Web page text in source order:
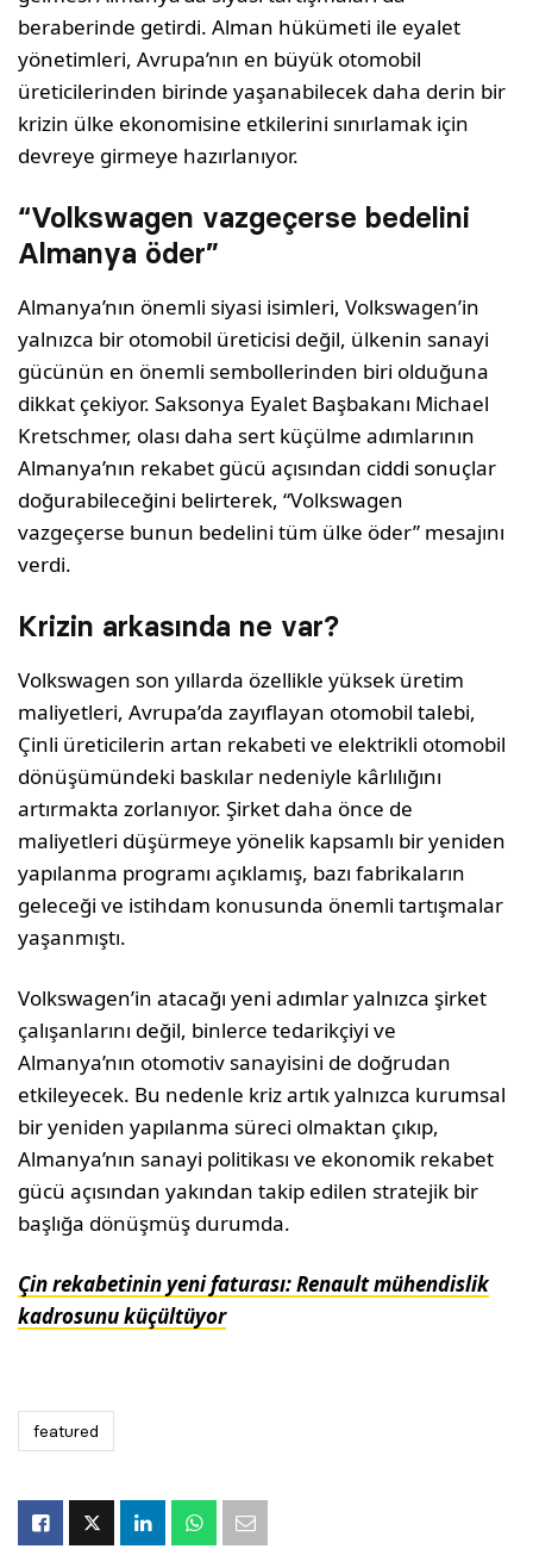
beraberinde getirdi. Alman hükümeti ile eyalet
yönetimleri, Avrupa’nın en büyük otomobil
üreticilerinden birinde yaşanabilecek daha derin bir
krizin ülke ekonomisine etkilerini sınırlamak için
devreye girmeye hazırlanıyor.
“Volkswagen vazgeçerse bedelini
Almanya öder”
Almanya’nın önemli siyasi isimleri, Volkswagen’in
yalnızca bir otomobil üreticisi değil, ülkenin sanayi
gücünün en önemli sembollerinden biri olduğuna
dikkat çekiyor. Saksonya Eyalet Başbakanı Michael
Kretschmer, olası daha sert küçülme adımlarının
Almanya’nın rekabet gücü açısından ciddi sonuçlar
doğurabileceğini belirterek, “Volkswagen
vazgeçerse bunun bedelini tüm ülke öder” mesajını
verdi.
Krizin arkasında ne var?
Volkswagen son yıllarda özellikle yüksek üretim
maliyetleri, Avrupa’da zayıflayan otomobil talebi,
Çinli üreticilerin artan rekabeti ve elektrikli otomobil
dönüşümündeki baskılar nedeniyle kârlılığını
artırmakta zorlanıyor. Şirket daha önce de
maliyetleri düşürmeye yönelik kapsamlı bir yeniden
yapılanma programı açıklamış, bazı fabrikaların
geleceği ve istihdam konusunda önemli tartışmalar
yaşanmıştı.
Volkswagen’in atacağı yeni adımlar yalnızca şirket
çalışanlarını değil, binlerce tedarikçiyi ve
Almanya’nın otomotiv sanayisini de doğrudan
etkileyecek. Bu nedenle kriz artık yalnızca kurumsal
bir yeniden yapılanma süreci olmaktan çıkıp,
Almanya’nın sanayi politikası ve ekonomik rekabet
gücü açısından yakından takip edilen stratejik bir
başlığa dönüşmüş durumda.
Çin rekabetinin yeni faturası: Renault mühendislik
kadrosunu küçültüyor
featured